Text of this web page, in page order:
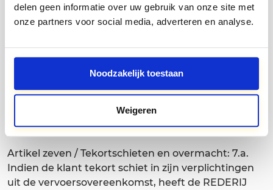
delen geen informatie over uw gebruik van onze site met
onze partners voor social media, adverteren en analyse.
Noodzakelijk toestaan
Weigeren
de telling van de REDERIJ leveren. 6.f. De klant doet
afstand van de mogelijkheid om zich te beroepen
ontstaat over het verschil in het bedrag of ter
berekening nodig is, is de klant verplicht om
terstond dat deel te betalen, waarover partijen het
eens zijn en over het deel, waarover onenigheid
bestaat, zekerheid te verschaffen.
Artikel zeven / Tekortschieten en overmacht: 7.a.
Indien de klant tekort schiet in zijn verplichtingen
uit de vervoersovereenkomst, heeft de REDERIJ